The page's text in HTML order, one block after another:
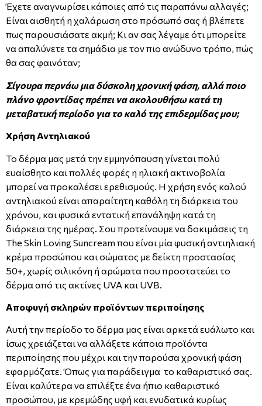
Έχετε αναγνωρίσει κάποιες από τις παραπάνω αλλαγές;
Είναι αισθητή η χαλάρωση στο πρόσωπό σας ή βλέπετε
πως παρουσιάσατε ακμή; Κι αν σας λέγαμε ότι μπορείτε
να απαλύνετε τα σημάδια με τον πιο ανώδυνο τρόπο, πώς
θα σας φαινόταν;
Σίγουρα περνάω μια δύσκολη χρονική φάση, αλλά ποιο
πλάνο φροντίδας πρέπει να ακολουθήσω κατά τη
μεταβατική περίοδο για το καλό της επιδερμίδας μου;
Χρήση Αντηλιακού
Το δέρμα μας μετά την εμμηνόπαυση γίνεται πολύ
ευαίσθητο και πολλές φορές η ηλιακή ακτινοβολία
μπορεί να προκαλέσει ερεθισμούς. Η χρήση ενός καλού
αντηλιακού είναι απαραίτητη καθόλη τη διάρκεια του
χρόνου, και φυσικά εντατική επανάληψη κατά τη
διάρκεια της ημέρας. Σου προτείνουμε να δοκιμάσεις τη
The Skin Loving Suncream που είναι μία φυσική αντιηλιακή
κρέμα προσώπου και σώματος με δείκτη προστασίας
50+, χωρίς σιλικόνη ή αρώματα που προστατεύει το
δέρμα από τις ακτίνες UVA και UVB.
Αποφυγή σκληρών προϊόντων περιποίησης
Αυτή την περίοδο το δέρμα μας είναι αρκετά ευάλωτο και
ίσως χρειάζεται να αλλάξετε κάποια προϊόντα
περιποίησης που μέχρι και την παρούσα χρονική φάση
εφαρμόζατε. Όπως για παράδειγμα το καθαριστικό σας.
Είναι καλύτερα να επιλέξτε ένα ήπιο καθαριστικό
προσώπου, με κρεμώδης υφή και ενυδατικά κυρίως